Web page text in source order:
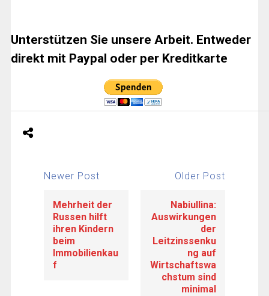
Unterstützen Sie unsere Arbeit. Entweder
direkt mit Paypal oder per Kreditkarte
Newer Post
Mehrheit der
Russen hilft
ihren Kindern
beim
Immobilienkau
f
Older Post
Nabiullina:
Auswirkungen
der
Leitzinssenku
ng auf
Wirtschaftswa
chstum sind
minimal